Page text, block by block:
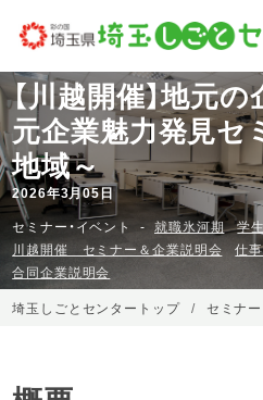
【川越開催】地元
元企業魅力発見
地域～
2026年3月05日
セミナー・イベント
就職氷河期 学生
川越開催 セミナー＆企業説明会
仕
合同企業説明会
埼玉しごとセンタートップ
セミナー